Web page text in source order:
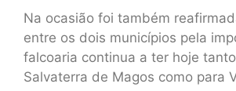
Na ocasião foi também
entre os dois municípios pela
falcoaria continua a ter hoje
Salvaterra de Magos como para